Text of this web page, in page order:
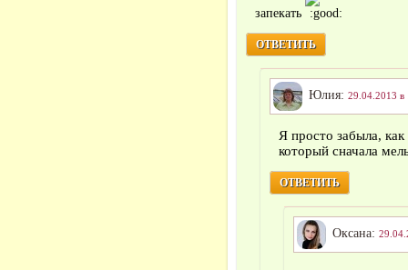
запекать
ОТВЕТИТЬ
Юлия: 29.04.2013 в
Я просто забыла,
который сначала
ОТВЕТИТЬ
Оксана: